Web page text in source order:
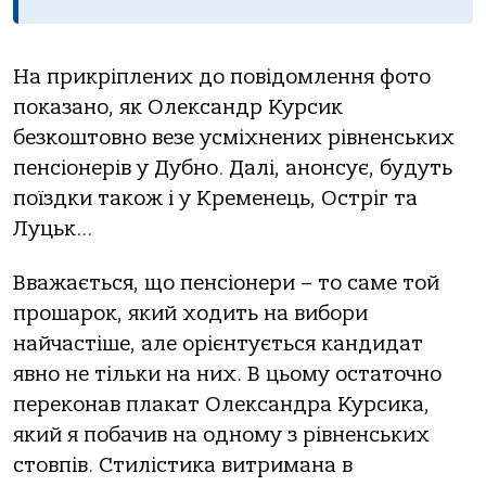
На прикріплених до повідомлення фото
показано, як Олександр Курсик
безкоштовно везе усміхнених рівненських
пенсіонерів у Дубно. Далі, анонсує, будуть
поїздки також і у Кременець, Остріг та
Луцьк…
Вважається, що пенсіонери – то саме той
прошарок, який ходить на вибори
найчастіше, але орієнтується кандидат
явно не тільки на них. В цьому остаточно
переконав плакат Олександра Курсика,
який я побачив на одному з рівненських
стовпів. Стилістика витримана в